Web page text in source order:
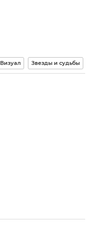
Визуал Звезды и судьбы